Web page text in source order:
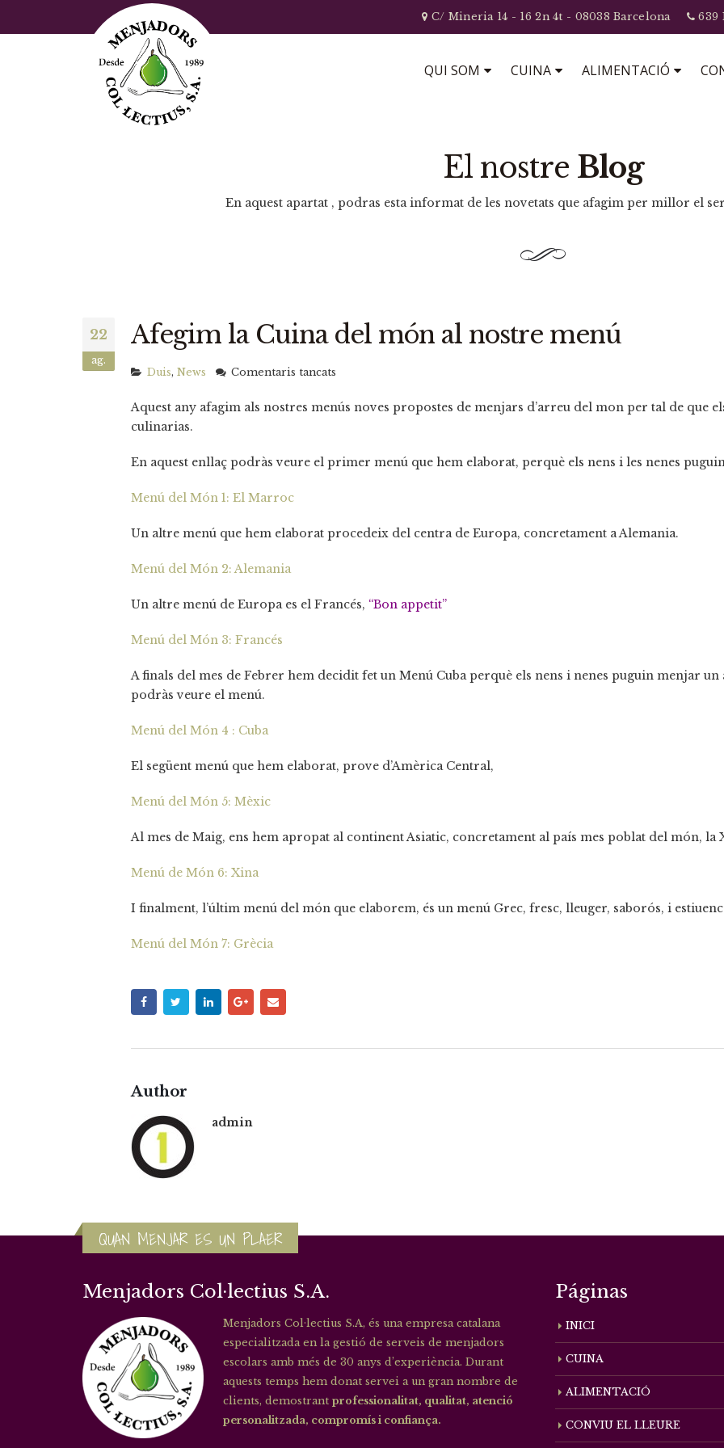
C/ Mineria 14 - 16 2n 4t - 08038 Barcelona 639
QUI SOM CUINA ALIMENTACIÓ
El nostre Blog
En aquest apartat , podras esta informat de les novetats que afagim per millor el
22
ag.
Afegim la Cuina del món al nostre menú
Duis, News Comentaris tancats
la
món
Aquest any afagim als nostres menús noves propostes de menjars d’arreu del mon per tal de que
culinarias.
En aquest enllaç podràs veure el primer menú que hem elaborat, perquè els nens i les nenes
Menú del Món 1: El Marroc
Un altre menú que hem elaborat procedeix del centra de Europa, concretament a Alemania.
Menú del Món 2: Alemania
Un altre menú de Europa es el Francés, “Bon appetit”
Menú del Món 3: Francés
A finals del mes de Febrer hem decidit fet un Menú Cuba perquè els nens i nenes puguin menjar
podràs veure el menú.
Menú del Món 4 : Cuba
El següent menú que hem elaborat, prove d’Amèrica Central,
Menú del Món 5: Mèxic
Al mes de Maig, ens hem apropat al continent Asiatic, concretament al país mes poblat del món, la
Menú de Món 6: Xina
I finalment, l’últim menú del món que elaborem, és un menú Grec, fresc, lleuger, saborós, i
Menú del Món 7: Grècia
Author
admin
QUAN MENJAR ES UN PLAER
Menjadors Col·lectius S.A.
Menjadors Col·lectius S.A, és una empresa catalana
especialitzada en la gestió de serveis de menjadors
escolars amb més de 30 anys d’experiència. Durant
aquests temps hem donat servei a un gran nombre de
clients, demostrant professionalitat, qualitat, atenció
personalitzada, compromís i confiança.
Páginas
INICI
CUINA
ALIMENTACIÓ
CONVIU EL LLEURE